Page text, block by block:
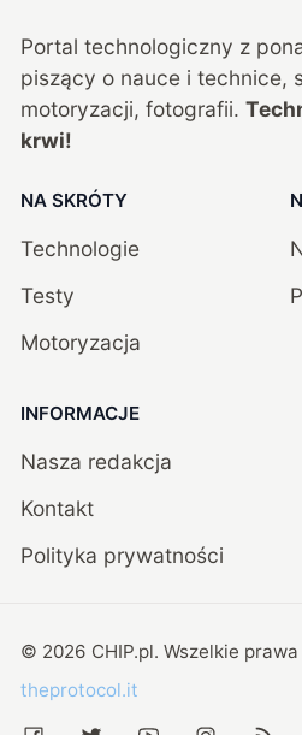
Portal technologiczny z
piszący o nauce i technice,
motoryzacji, fotografii.
krwi!
NA SKRÓTY
Technologie
Testy
Motoryzacja
INFORMACJE
Nasza redakcja
Kontakt
Polityka prywatności
© 2026 CHIP.pl. Wszelkie
theprotocol.it